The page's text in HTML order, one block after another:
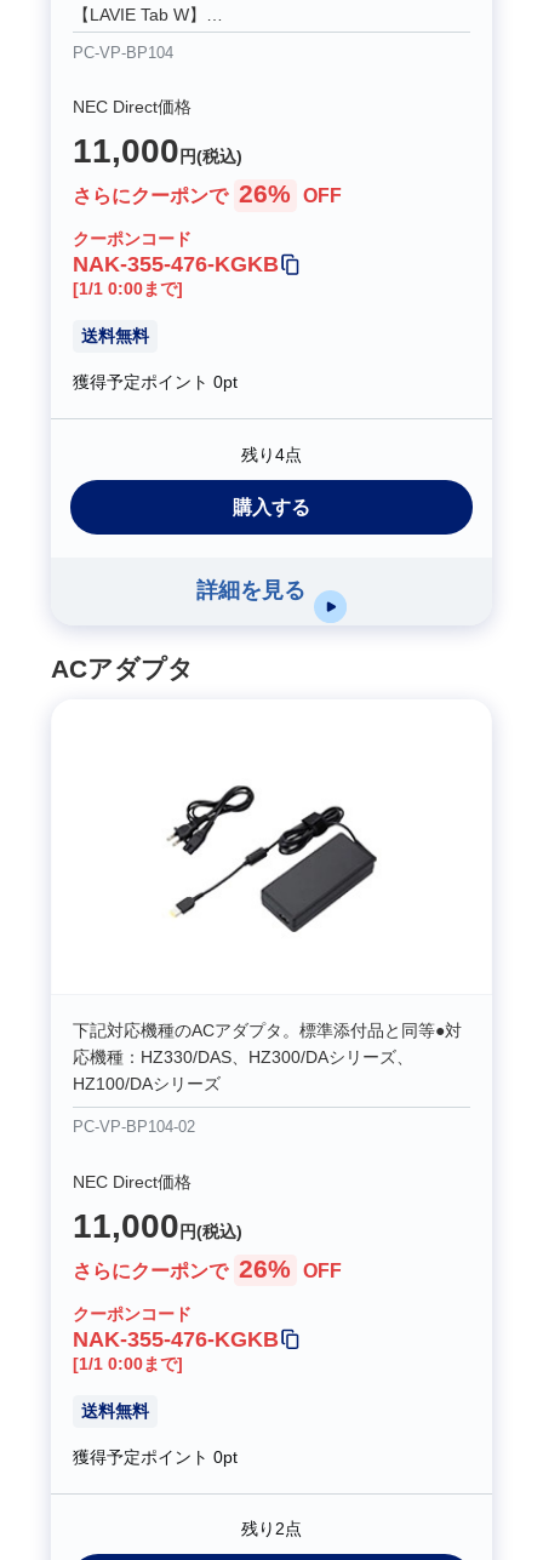
【LAVIE Tab W】
PC-TW710T1S、PC-TW710S2S、PC-TW710S1S
【LaVie U】
PC-LU550TSS、PC-LU350TSS
ご購入の際には、「詳細」ボタンからパソコン、タ
ブレット本体との適合をご確認ください。
PC-VP-BP104
NEC Direct価格
11,000 円(税込)
さらにクーポンで 26% OFF
クーポンコード
NAK-355-476-KGKB
[1/1 0:00まで]
送料無料
獲得予定ポイント0pt
残り4点
購入する
詳細を見る
ACアダプタ
下記対応機種のACアダプタ。標準添付品と同等●対
応機種：HZ330/DAS、HZ300/DAシリーズ、
HZ100/DAシリーズ
PC-VP-BP104-02
NEC Direct価格
11,000 円(税込)
さらにクーポンで 26% OFF
クーポンコード
NAK-355-476-KGKB
[1/1 0:00まで]
送料無料
獲得予定ポイント0pt
残り2点